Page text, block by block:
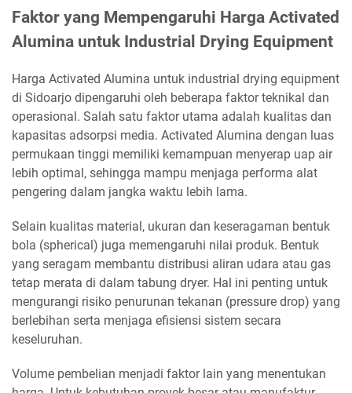
Faktor yang Mempengaruhi Harga Activated
Alumina untuk Industrial Drying Equipment
Harga Activated Alumina untuk industrial drying equipment
di Sidoarjo dipengaruhi oleh beberapa faktor teknikal dan
operasional. Salah satu faktor utama adalah kualitas dan
kapasitas adsorpsi media. Activated Alumina dengan luas
permukaan tinggi memiliki kemampuan menyerap uap air
lebih optimal, sehingga mampu menjaga performa alat
pengering dalam jangka waktu lebih lama.
Selain kualitas material, ukuran dan keseragaman bentuk
bola (spherical) juga memengaruhi nilai produk. Bentuk
yang seragam membantu distribusi aliran udara atau gas
tetap merata di dalam tabung dryer. Hal ini penting untuk
mengurangi risiko penurunan tekanan (pressure drop) yang
berlebihan serta menjaga efisiensi sistem secara
keseluruhan.
Volume pembelian menjadi faktor lain yang menentukan